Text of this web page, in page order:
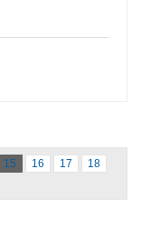
15 16 17
18